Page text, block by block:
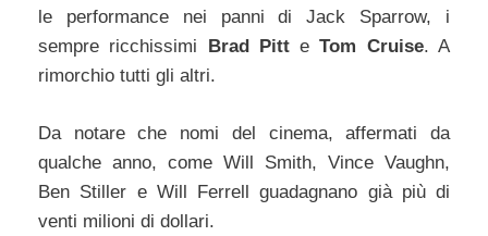
le performance nei panni di Jack Sparrow, i
sempre ricchissimi
Brad PitteTom Cruise. A
rimorchio tutti gli altri.
Da notare che nomi del cinema, affermati da
qualche anno, come Will Smith, Vince Vaughn,
Ben Stiller e Will Ferrell guadagnano già più di
venti milioni di dollari.